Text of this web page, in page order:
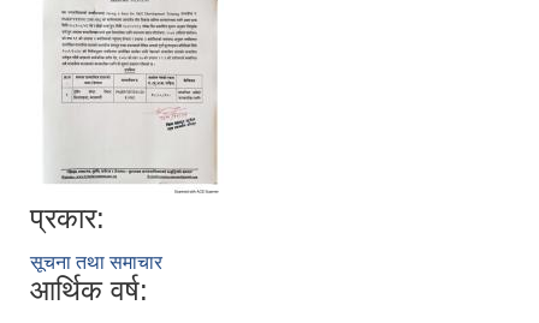
प्रकार:
सूचना तथा समाचार
आर्थिक वर्ष: